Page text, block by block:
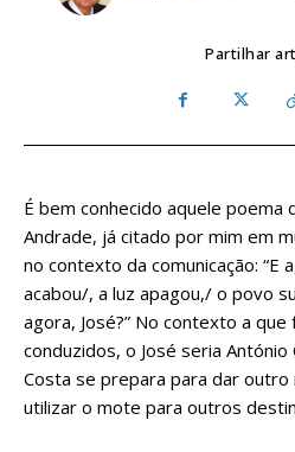
Partilhar
É bem conhecido aquele poema
Andrade, já citado por mim em
no contexto da comunicação: “E
acabou/, a luz apagou,/ o povo
agora, José?” No contexto a
conduzidos, o José seria
Costa se prepara para dar outro
utilizar o mote para outros